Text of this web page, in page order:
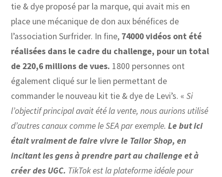
tie & dye proposé par la marque, qui avait mis en
place une mécanique de don aux bénéfices de
l’association Surfrider. In fine, 74000 vidéos ont été
réalisées dans le cadre du challenge, pour un total
de 220,6 millions de vues. 1800 personnes ont
également cliqué sur le lien permettant de
commander le nouveau kit tie & dye de Levi’s. «Si
l’objectif principal avait été la vente, nous aurions utilisé
d’autres canaux comme le SEA par exemple.Le but ici
était vraiment de faire vivre le Tailor Shop, en
incitant les gens à prendre part au challenge et à
créer des UGC. TikTok est la plateforme idéale pour